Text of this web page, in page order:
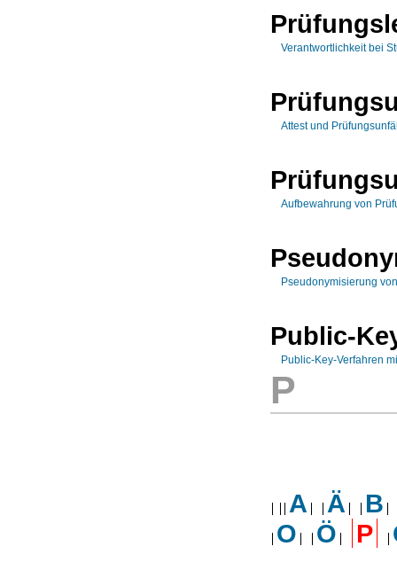
Verantwortlichkeit bei
Attest und
Aufbewahrung von
Pseudonymisierung
Public-
Public-Key-Verfahren
P
A Ä
B
O
Ö P